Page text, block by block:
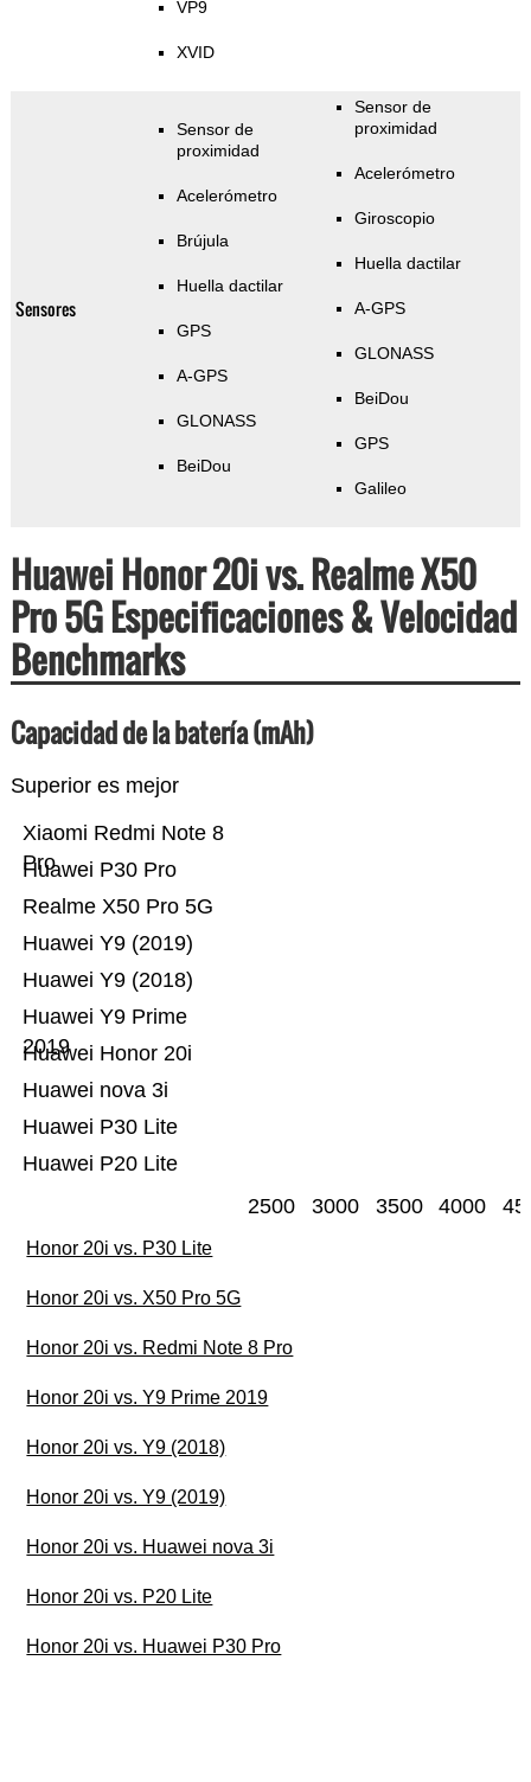
VP9
XVID
Sensores
Sensor de
proximidad
Acelerómetro
Brújula
Huella dactilar
GPS
A-GPS
GLONASS
BeiDou
Sensor de
proximidad
Acelerómetro
Giroscopio
Huella dactilar
A-GPS
GLONASS
BeiDou
GPS
Galileo
Huawei Honor 20i vs. Realme X50
Pro 5G Especificaciones & Velocidad
Benchmarks
Capacidad de la batería (mAh)
Superior es mejor
Huawei P20 Lite
Huawei P30 Lite
Huawei nova 3i
Huawei Honor 20i
Huawei Y9 Prime
2019
Huawei Y9 (2018)
Huawei Y9 (2019)
Realme X50 Pro 5G
Huawei P30 Pro
Xiaomi Redmi Note 8
Pro
2500 3000 3500 4000
Honor 20i vs. P30 Lite
Honor 20i vs. X50 Pro 5G
Honor 20i vs. Redmi Note 8 Pro
Honor 20i vs. Y9 Prime 2019
Honor 20i vs. Y9 (2018)
Honor 20i vs. Y9 (2019)
Honor 20i vs. Huawei nova 3i
Honor 20i vs. P20 Lite
Honor 20i vs. Huawei P30 Pro